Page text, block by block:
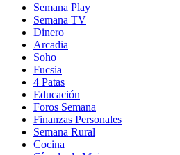
Semana Play
Semana TV
Dinero
Arcadia
Soho
in
new
window
Fucsia
in
new
window
4 Patas
Educación
Foros Semana
Finanzas Personales
Semana Rural
Cocina